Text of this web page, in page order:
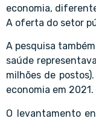
economia,
A oferta do setor
A pesquisa
saúde
milhões de
economia em 2021.
O levantamento